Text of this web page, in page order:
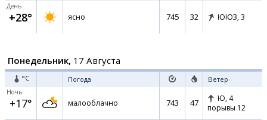
День
+28° ясно 745 32 ЮЮЗ, 3
Понедельник, 17 Августа
°C Погода Ветер
Ночь
+17° малооблачно 743 47 Ю, 4
порывы 12